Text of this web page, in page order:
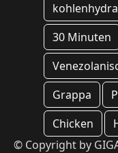
30 Minuten
Grappa
Chicken
© Copyright by